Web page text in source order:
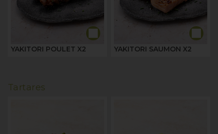
YAKITORI POULET X2 YAKITORI SAUMON X2
Tartares